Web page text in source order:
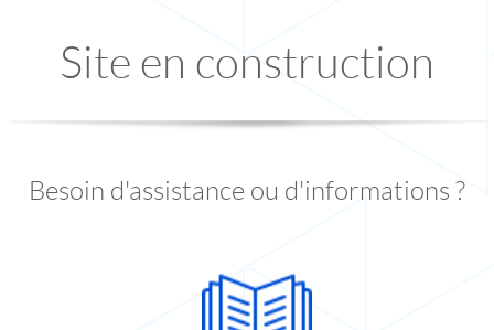
Site en construction
Besoin d'assistance ou d'informations ?